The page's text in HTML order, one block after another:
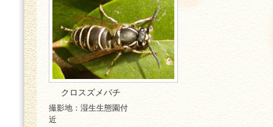
クロスズメバチ
撮影地：湿生生態園付
近